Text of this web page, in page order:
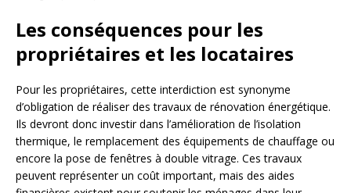
Les conséquences pour les
propriétaires et les locataires
Pour les propriétaires, cette interdiction est synonyme
d’obligation de réaliser des travaux de rénovation énergétique.
Ils devront donc investir dans l’amélioration de l’isolation
thermique, le remplacement des équipements de chauffage ou
encore la pose de fenêtres à double vitrage. Ces travaux
peuvent représenter un coût important, mais des aides